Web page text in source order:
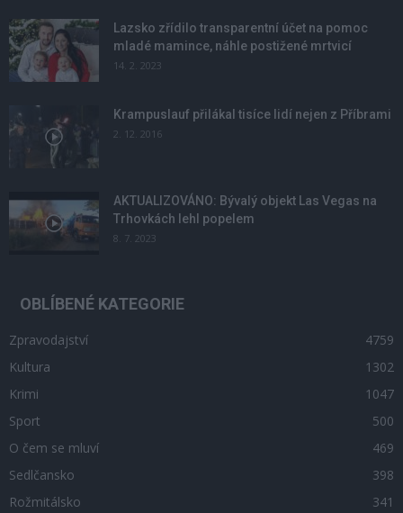
Lazsko zřídilo transparentní účet na pomoc
mladé mamince, náhle postižené mrtvicí
14. 2. 2023
Krampuslauf přilákal tisíce lidí nejen z Příbrami
2. 12. 2016
AKTUALIZOVÁNO: Bývalý objekt Las Vegas na
Trhovkách lehl popelem
8. 7. 2023
OBLÍBENÉ KATEGORIE
Zpravodajství
4759
Kultura
1302
Krimi
1047
Sport
500
O čem se mluví
469
Sedlčansko
398
Rožmitálsko
341